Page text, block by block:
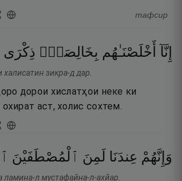
тафсир
إِنَّآ أَخْلَصْنَـٰهُم بِخَالِصَةٍۢ ذِكْرَى
зикра-д дар.
дорои хислатҳои неке ки
аст, холис сохтем.
وَإِنَّهُمْ عِندَنَا لَمِنَ ٱلْمُصْطَفَيْنَ
ламина-л мустафайна-л-ахйар.